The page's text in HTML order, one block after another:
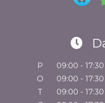
P
09:00 - 17:30
O
09:00 - 17:30
T
09:00 - 17:30